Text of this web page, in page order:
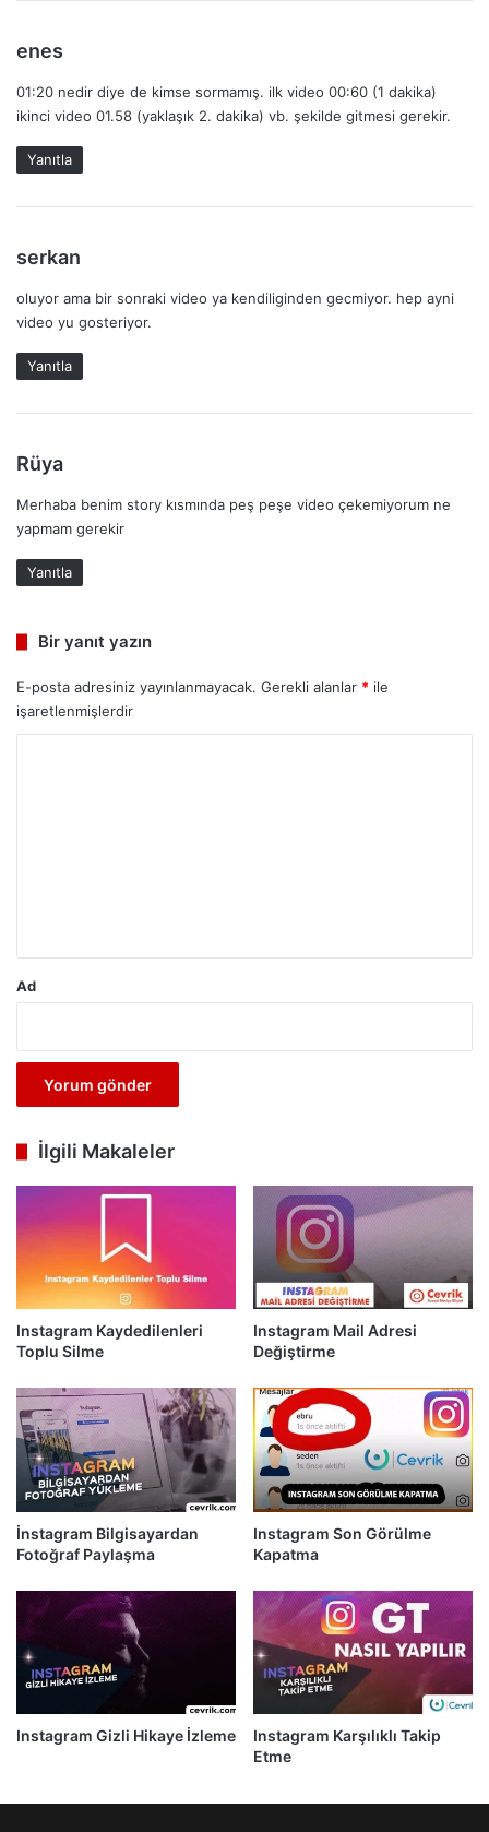
enes
d
i
k
i
01:20 nedir diye de kimse sormamış. ilk video 00:60 (1 dakika)
ikinci video 01.58 (yaklaşık 2. dakika) vb. şekilde gitmesi gerekir.
Yanıtla
serkan
d
i
k
i
oluyor ama bir sonraki video ya kendiliginden gecmiyor. hep ayni
video yu gosteriyor.
Yanıtla
Rüya
d
i
k
i
Merhaba benim story kısmında peş peşe video çekemiyorum ne
yapmam gerekir
Yanıtla
Bir yanıt yazın
E-posta adresiniz yayınlanmayacak. Gerekli alanlar * ile
işaretlenmişlerdir
Ad
İlgili Makaleler
Instagram Kaydedilenleri
Toplu Silme
Instagram Mail Adresi
Değiştirme
İnstagram Bilgisayardan
Fotoğraf Paylaşma
Instagram Son Görülme
Kapatma
Instagram Gizli Hikaye İzleme
Instagram Karşılıklı Takip
Etme